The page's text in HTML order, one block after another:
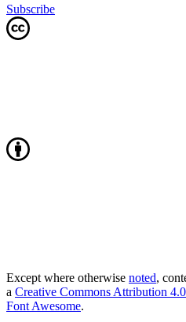
Subscribe
Except where otherwise noted,
a Creative Commons Attribution
Font Awesome.